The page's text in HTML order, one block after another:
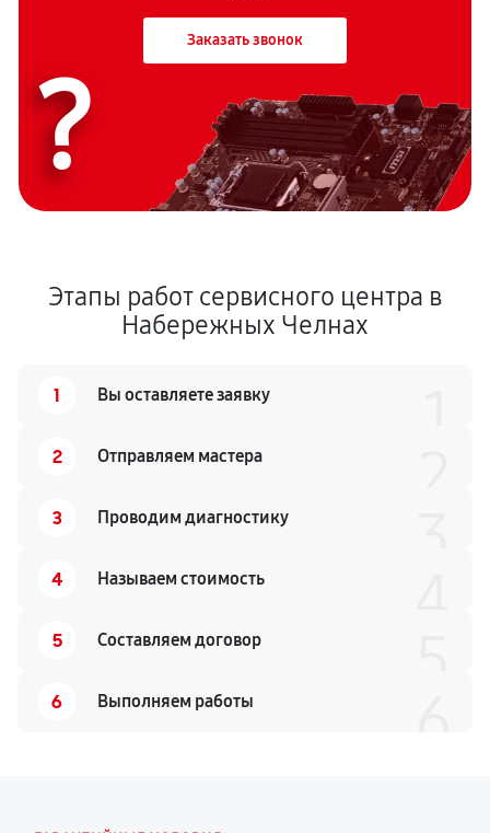
Заказать звонок
?
Этапы работ сервисного центра в
Набережных Челнах
1 Вы оставляете заявку
2 Отправляем мастера
3 Проводим диагностику
4 Называем стоимость
5 Составляем договор
6 Выполняем работы